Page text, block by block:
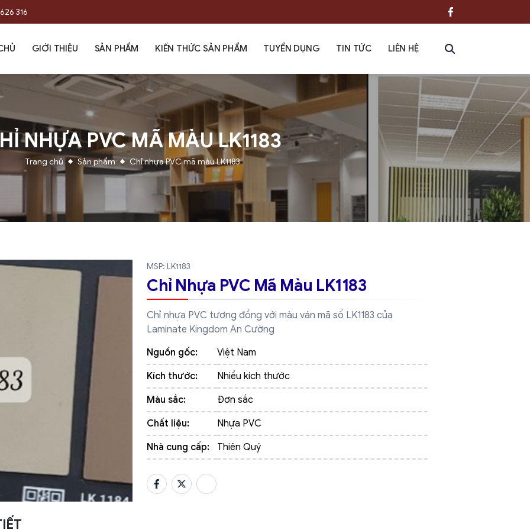
316
GIỚI THIỆU SẢN PHẨM KIẾN THỨC SẢN PHẨM TUYỂN DỤNG TIN TỨC LIÊN HỆ
NHỰA PVC MÃ MÀU LK1183
Trang chủ Sản phẩm Chỉ nhựa PVC mã màu LK1183
MSP: LK1183
Chỉ Nhựa PVC Mã Màu LK1183
Chỉ nhựa PVC tương đồng với màu ván mã số LK1183 của
Laminate Kingdom An Cường
Nguồn gốc:
Việt Nam
Kích thước:
Nhiều kích thước
Màu sắc:
Đơn sắc
Chất liệu:
Nhựa PVC
Nhà cung cấp:
Thiên Quý